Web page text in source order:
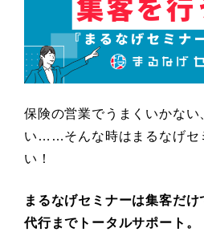
保険の営業でうまくいかな
い……そんな時はまるなげセ
い！
まるなげセミナーは集客だ
代行までトータルサポート。